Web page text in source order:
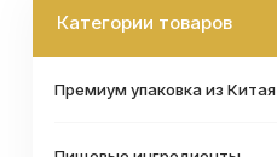
Категории товаров
Премиум упаковка из Китая